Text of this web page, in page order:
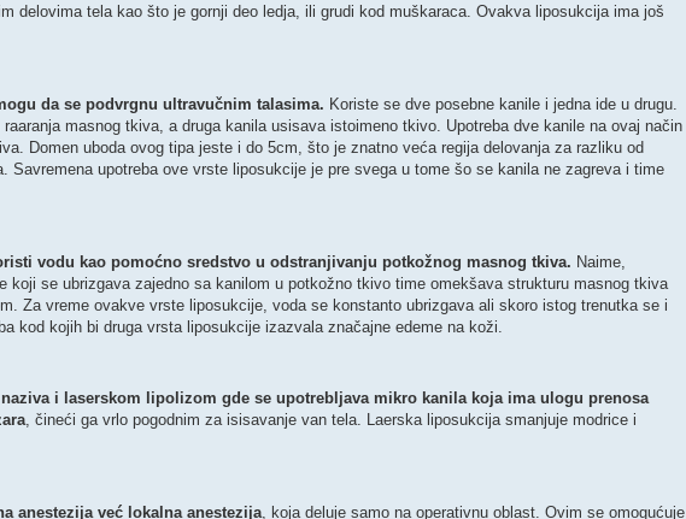
delovima tela kao što je gornji deo ledja, ili grudi kod muškaraca. Ovakva liposukcija ima još
da se podvrgnu ultravučnim talasima. Koriste se dve posebne kanile i jedna ide u drugu.
masnog tkiva, a druga kanila usisava istoimeno tkivo. Upotreba dve kanile na ovaj način
Domen uboda ovog tipa jeste i do 5cm, što je znatno veća regija delovanja za razliku od
Savremena upotreba ove vrste liposukcije je pre svega u tome šo se kanila ne zagreva i time
vodu kao pomoćno sredstvo u odstranjivanju potkožnog masnog tkiva. Naime,
koji se ubrizgava zajedno sa kanilom u potkožno tkivo time omekšava strukturu masnog tkiva
Za vreme ovakve vrste liposukcije, voda se konstanto ubrizgava ali skoro istog trenutka se i
kod kojih bi druga vrsta liposukcije izazvala značajne edeme na koži.
i laserskom lipolizom gde se upotrebljava mikro kanila koja ima ulogu prenosa
, čineći ga vrlo pogodnim za isisavanje van tela. Laerska liposukcija smanjuje modrice i
anestezija već lokalna anestezija , koja deluje samo na operativnu oblast. Ovim se omogućuje